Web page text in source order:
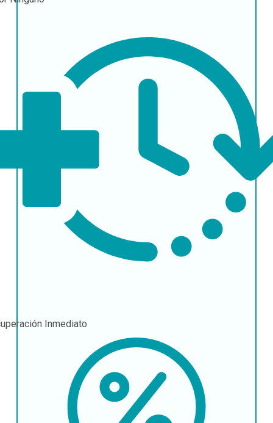
Inmediato